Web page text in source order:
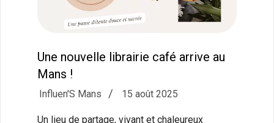
Une nouvelle librairie café arrive au
Mans !
2025-
Influen'S Mans 15 août 2025
Un lieu de partage, vivant et chaleureux